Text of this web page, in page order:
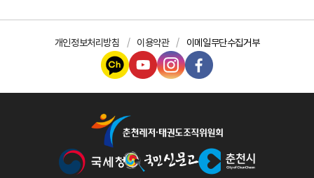
개인정보처리방침 이용약관 이메일무단수집거부